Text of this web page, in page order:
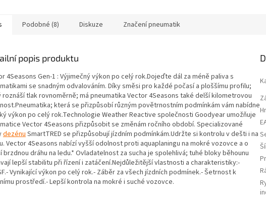
Podobné (8) Diskuze Značení pneumatik
popis produktu
4Seasons Gen-1 : Výjimečný výkon po celý rok.Dojeďte dál za méně paliva s
se snadným odvalováním. Díky směsi pro každé počasí a ploššímu profilu;
tlak rovnoměrně; má pneumatika Vector 4Seasons také delší kilometrovou
která se přizpůsobí různým povětrnostním podmínkám vám nabídne
výkon po celý rok.Technologie Weather Reactive společnosti Goodyear umožňuje
Vector 4Seasons přizpůsobit se změnám ročního období. Specializované
dezénuSmartTRED se přizpůsobují jízdním podmínkám.Udržte si kontrolu v dešti i na
Vector 4Seasons nabízí vyšší odolnost proti aquaplaningu na mokré vozovce a o
brzdnou dráhu na ledu.* Ovladatelnost za sucha je spolehlivá; tuhé bloky běhounu
lepší stabilitu při řízení i zatáčení.Nejdůležitější vlastnosti a charakteristiky:-
Vynikající výkon po celý rok.- Záběr za všech jízdních podmínek.- Šetrnost k
prostředí.- Lepší kontrola na mokré i suché vozovce.